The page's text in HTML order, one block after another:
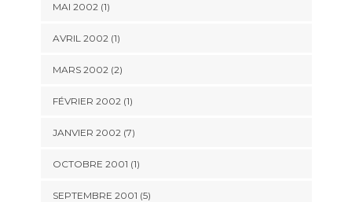
MAI 2002 (1)
AVRIL 2002 (1)
MARS 2002 (2)
FÉVRIER 2002 (1)
JANVIER 2002 (7)
OCTOBRE 2001 (1)
SEPTEMBRE 2001 (5)